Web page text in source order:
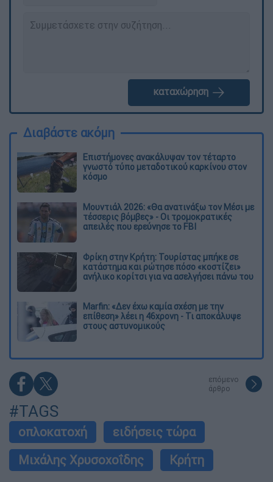
καταχώρηση
Διαβάστε ακόμη
Επιστήμονες ανακάλυψαν τον τέταρτο
γνωστό τύπο μεταδοτικού καρκίνου στον
κόσμο
Μουντιάλ 2026: «Θα ανατινάξω τον Μέσι με
τέσσερις βόμβες» - Οι τρομοκρατικές
απειλές που ερεύνησε το FBI
Φρίκη στην Κρήτη: Τουρίστας μπήκε σε
κατάστημα και ρώτησε πόσο «κοστίζει»
ανήλικο κορίτσι για να ασελγήσει πάνω του
Marfin: «Δεν έχω καμία σχέση με την
επίθεση» λέει η 46χρονη - Τι αποκάλυψε
στους αστυνομικούς
επόμενο
άρθρο
#TAGS
οπλοκατοχή
ειδήσεις τώρα
Μιχάλης Χρυσοχοΐδης
Κρήτη